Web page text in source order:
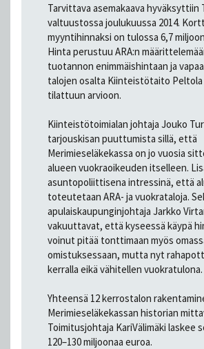
Tarvittava asemakaava hyväksyttiin
valtuustossa joulukuussa 2014.
myyntihinnaksi on tulossa 6,7
Hinta perustuu ARA:n
tuotannon enimmäishintaan ja
talojen osalta Kiinteistötaito Peltola
tilattuun arvioon.
Kiinteistötoimialan johtaja Jouko
tarjouskisan puuttumista sillä, että
Merimieseläkekassa on jo vuosia
alueen vuokraoikeuden itselleen.
asuntopoliittisena intressinä, että
toteutetaan ARA- ja vuokrataloja.
apulaiskaupunginjohtaja Jarkko
vakuuttavat, että kyseessä käypä
voinut pitää tonttimaan myös
omistuksessaan, mutta nyt
kerralla eikä vähitellen vuokratulona.
Yhteensä 12 kerrostalon
Merimieseläkekassan historian
Toimitusjohtaja KariVälimäki laskee
120–130 miljoonaa euroa.